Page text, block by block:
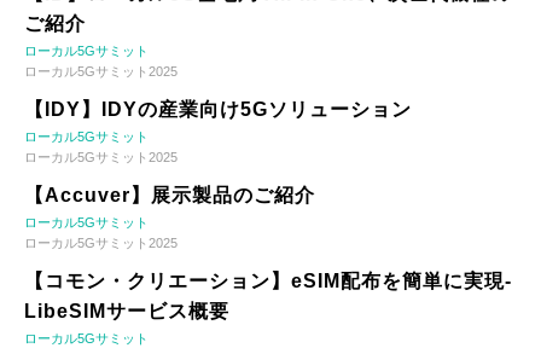
ご紹介
ローカル5Gサミット
ローカル5Gサミット2025
【IDY】IDYの産業向け5Gソリューション
ローカル5Gサミット
ローカル5Gサミット2025
【Accuver】展示製品のご紹介
ローカル5Gサミット
ローカル5Gサミット2025
【コモン・クリエーション】eSIM配布を簡単に実現-
LibeSIMサービス概要
ローカル5Gサミット